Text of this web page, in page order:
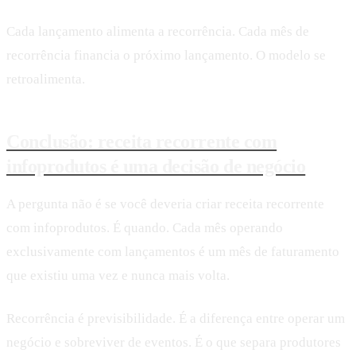
Cada lançamento alimenta a recorrência. Cada mês de
recorrência financia o próximo lançamento. O modelo se
retroalimenta.
A pergunta não é se você deveria criar receita recorrente
com infoprodutos. É quando. Cada mês operando
exclusivamente com lançamentos é um mês de faturamento
que existiu uma vez e nunca mais volta.
Recorrência é previsibilidade. É a diferença entre operar um
negócio e sobreviver de eventos. É o que separa produtores